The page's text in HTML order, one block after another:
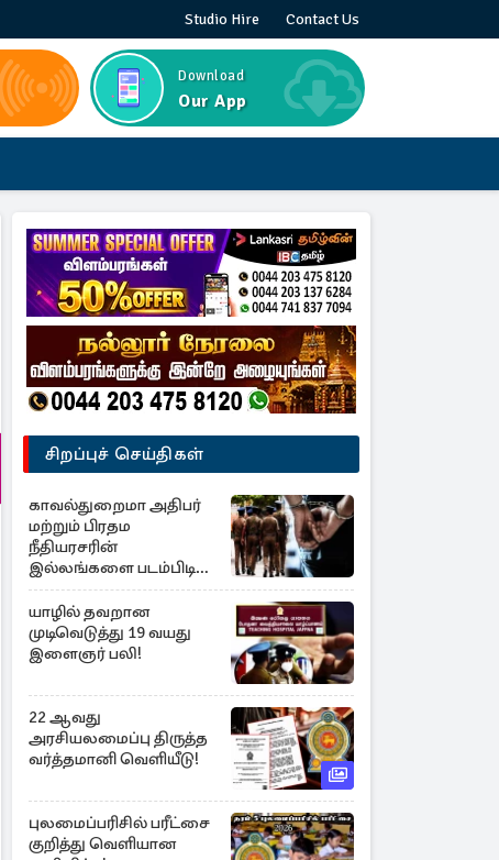
Studio Hire Contact Us
Download
Our App
சிறப்புச் செய்திகள்
காவல்துறைமா அதிபர்
மற்றும் பிரதம
நீதியரசரின்
இல்லங்களை படம்பிடித்த
சந்தேக நபர் கைது!
யாழில் தவறான
முடிவெடுத்து 19 வயது
இளைஞர் பலி!
22 ஆவது
அரசியலமைப்பு திருத்த
வர்த்தமானி வெளியீடு!
புலமைப்பரிசில் பரீட்சை
குறித்து வெளியான